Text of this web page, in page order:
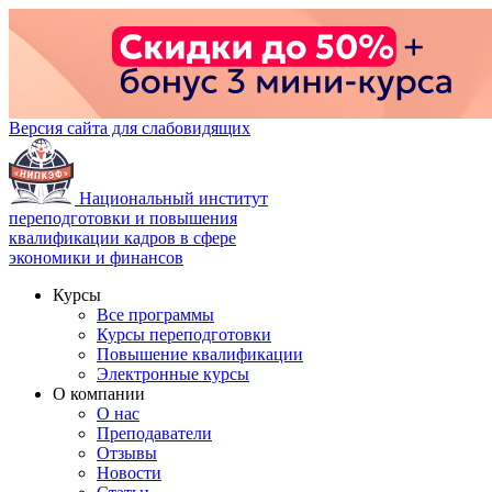
Версия сайта для слабовидящих
Национальный институт
переподготовки и повышения
квалификации кадров в сфере
экономики и финансов
Курсы
Все программы
Курсы переподготовки
Повышение квалификации
Электронные курсы
О компании
О нас
Преподаватели
Отзывы
Новости